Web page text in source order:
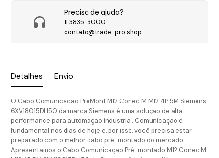
Detalhes Envio
O Cabo Comunicacao PreMont M12 Conec M M12 4P 5M Siemens
6XV18015DH50 da marca Siemens é uma solução de alta
performance para automação industrial. Comunicação é
fundamental nos dias de hoje e, por isso, você precisa estar
preparado com o melhor cabo pré-montado do mercado.
Apresentamos o Cabo Comunicação Pré-montado M12 Conec M
Precisa de ajuda?
11 3835-3000
contato@trade-pro.shop